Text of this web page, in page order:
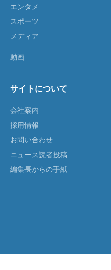
エンタメ
スポーツ
メディア
動画
サイトについて
会社案内
採用情報
お問い合わせ
ニュース読者投稿
編集長からの手紙